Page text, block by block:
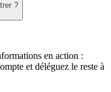
?
en action :
et déléguez le reste à